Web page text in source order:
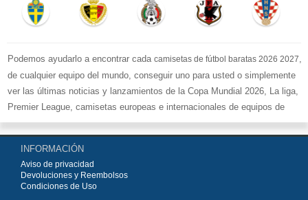
Podemos ayudarlo a encontrar cada camisetas de fútbol baratas 2026 2027,
de cualquier equipo del mundo, conseguir uno para usted o simplemente
ver las últimas noticias y lanzamientos de la Copa Mundial 2026, La liga,
Premier League, camisetas europeas e internacionales de equipos de
fútbol y kits.
Comprecamisetas de fútbol baratas replicasen la tienda deportiva
más grande de Europa. ¡Grandes ofertas en todas las camisetas del club
de fútbol, ​​kits europeos e internacionales, todo a los precios más bajos!
Compre nuestra gran selección de
INFORMACIÓN
Aviso de privacidad
Devoluciones y Reembolsos
Condiciones de Uso